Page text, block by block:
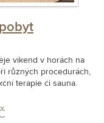
víkend v horách na
různých procedurách,
terapie či sauna.